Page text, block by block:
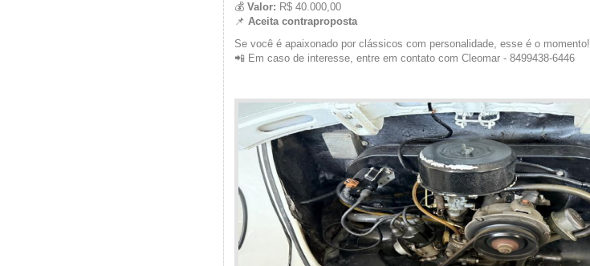
💰 Valor: R$ 40.000,00
📌 Aceita contraproposta
Se você é apaixonado por clássicos com personalidade, esse é o momento!
📲 Em caso de interesse, entre em contato com Cleomar - 8499438-6446